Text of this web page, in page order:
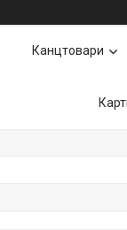
Канцтовари